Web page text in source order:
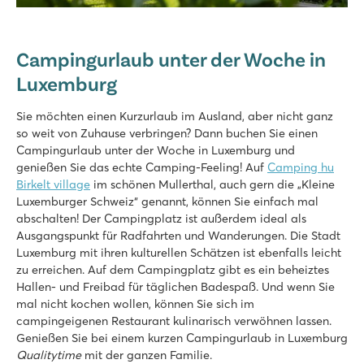
Bijela Uvala
★ ★
3 Poollandschaften mit neuen Rutschen
Mit dem Touristenzug ins historische Poreč
Zaton Holiday Resort
Zaton Holiday Resort
Kroatien - Kroatische Küste - Dalmatien - Zadar
★ ★ ★
Zwei Schwimmbecken, jede Menge Rutschenspaß
Einkaufspromenade mit Restaurants auf dem Campingplatz
Das historische Dorf Nin ist fußläufig erreichbar
La Croix du Vieux Pont
La Croix du Vieux Pont
Frankreich - Nordfrankreich - Picardie - Berny Rivière
Campingurlaub unter der Woche in
Luxemburg
Sie möchten einen Kurzurlaub im Ausland, aber nicht ganz
so weit von Zuhause verbringen? Dann buchen Sie einen
Campingurlaub unter der Woche in Luxemburg und
genießen Sie das echte Camping-Feeling! Auf Camping hu
Birkelt village im schönen Mullerthal, auch gern die „Kleine
Luxemburger Schweiz“ genannt, können Sie einfach mal
abschalten! Der Campingplatz ist außerdem ideal als
Ausgangspunkt für Radfahrten und Wanderungen. Die Stadt
Luxemburg mit ihren kulturellen Schätzen ist ebenfalls leicht
zu erreichen. Auf dem Campingplatz gibt es ein beheiztes
Hallen- und Freibad für täglichen Badespaß. Und wenn Sie
mal nicht kochen wollen, können Sie sich im
campingeigenen Restaurant kulinarisch verwöhnen lassen.
Genießen Sie bei einem kurzen Campingurlaub in Luxemburg
Qualitytimemit der ganzen Familie.